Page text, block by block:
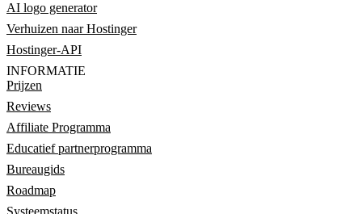
AI logo generator
Verhuizen naar Hostinger
Hostinger-API
INFORMATIE
Prijzen
Reviews
Affiliate Programma
Educatief partnerprogramma
Bureaugids
Roadmap
Systeemstatus